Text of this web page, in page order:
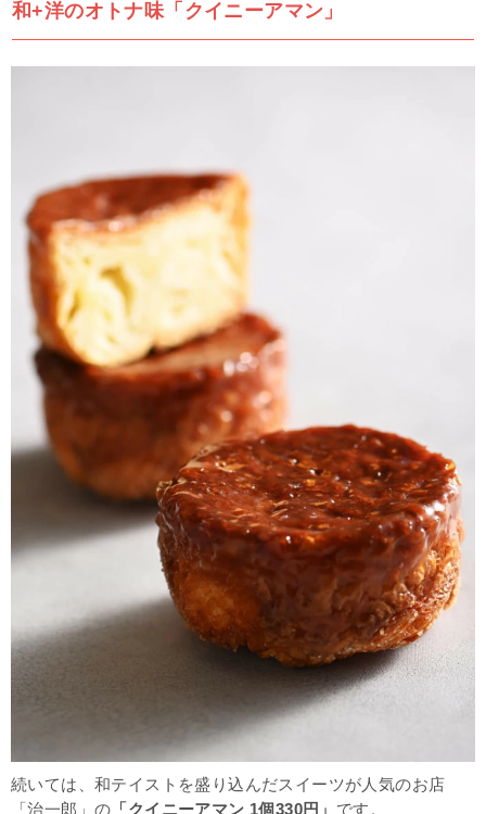
和+洋のオトナ味「クイニーアマン」
続いては、和テイストを盛り込んだスイーツが人気のお店
「治一郎」の 「クイニーアマン 1個330円」 です。